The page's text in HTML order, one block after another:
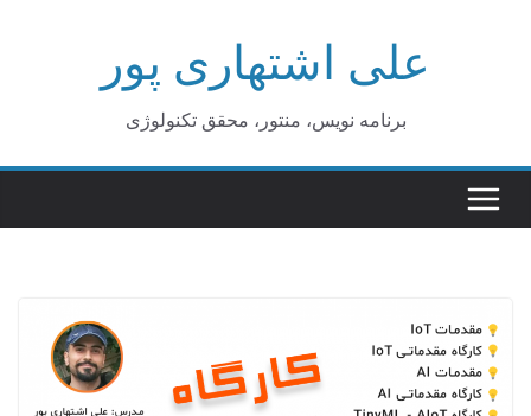
علی اشتهاری پور
برنامه نویس، منتور، محقق تکنولوژی